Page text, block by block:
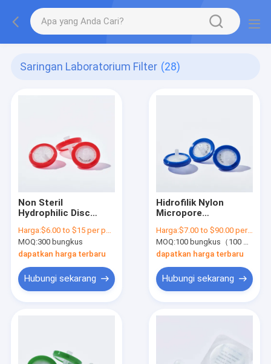
Saringan Laboratorium Filter (28)
Non Steril
Hydrophilic Disc
Sertifikasi PTFE
Syringe Filter 0,22
Mikron
Harga:$6.00 to $15 per pack
MOQ:300 bungkus
dapatkan harga terbaru
Hubungi sekarang
Hidrofilik Nylon
Micropore
Filter 0.22μm Ukuran
pori φ13mm
Harga:$7.00 to $90.00 per pack
MOQ:100 bungkus（100 buah/bungkus)
dapatkan harga terbaru
Hubungi sekarang